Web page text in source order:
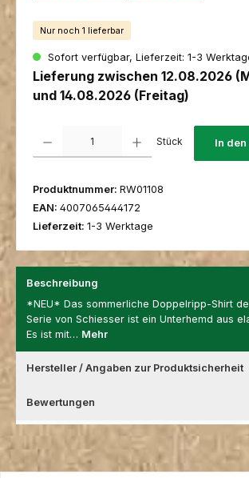
Nur noch 1 lieferbar
Sofort verfügbar, Lieferzeit: 1-3
Lieferung zwischen 12.08.2026
und 14.08.2026 (Freitag)
Stück In den
Produktnummer: RW01108
EAN: 4007065444172
Lieferzeit: 1-3 Werktage
Beschreibung
*NEU* Das sommerliche Doppelripp-Shirt
Serie von Schiesser ist ein Unterhemd aus
Es ist mit… Mehr
Hersteller / Angaben zur Produktsicherheit
Bewertungen